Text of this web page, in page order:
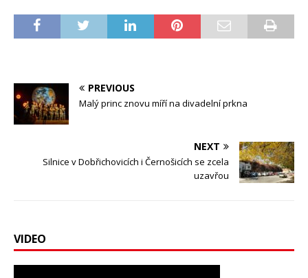
PREVIOUS
Malý princ znovu míří na divadelní prkna
NEXT
Silnice v Dobřichovicích i Černošicích se zcela
uzavřou
VIDEO